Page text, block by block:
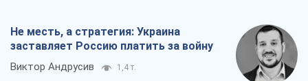
Не месть, а стратегия: Украина
заставляет Россию платить за войну
Виктор Андрусив 1,4 т.